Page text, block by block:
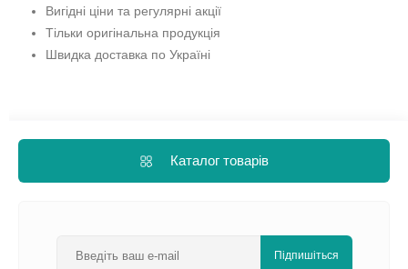
Вигідні ціни та регулярні акції
Тільки оригінальна продукція
Швидка доставка по Україні
Каталог товарів
Підпишіться